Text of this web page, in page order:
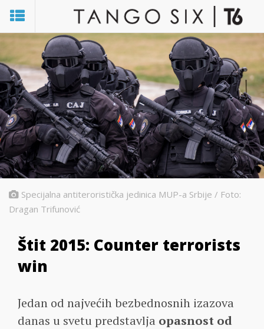
Specijalna antiteroristička jedinica MUP-a Srbije / Foto:
Dragan Trifunović
Štit 2015: Counter terrorists
win
Jedan od najvećih bezbednosnih izazova
danas u svetu predstavlja opasnost od